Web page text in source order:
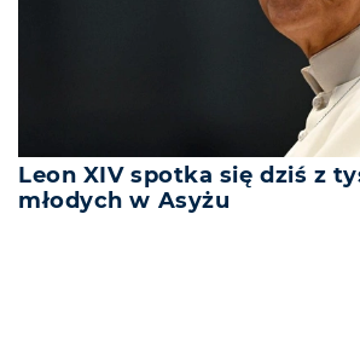
Leon XIV spotka się dziś z
młodych w Asyżu